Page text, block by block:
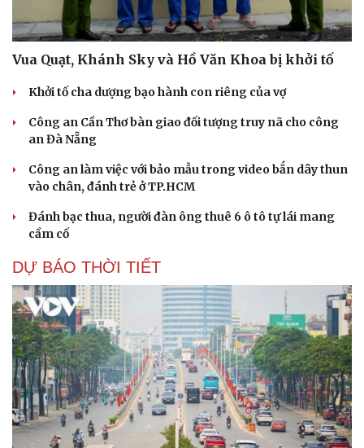
Du lịch
Săn Tour
check-in
Podcast
Đọc truyện đêm khuya
Hạt giống tâm hồn
Vua Quạt, Khánh Sky và Hồ Văn Khoa bị khởi tố
Khởi tố cha dượng bạo hành con riêng của vợ
Công an Cần Thơ bàn giao đối tượng truy nã cho công
an Đà Nẵng
Công an làm việc với bảo mẫu trong video bắn dây thun
vào chân, đánh trẻ ở TP.HCM
Đánh bạc thua, người đàn ông thuê 6 ô tô tự lái mang
cầm cố
DỰ BÁO THỜI TIẾT